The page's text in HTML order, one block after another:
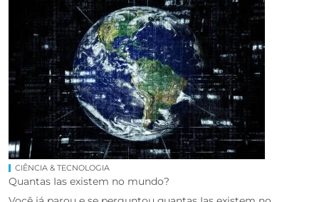
CIÊNCIA & TECNOLOGIA
Quantas Ias existem no mundo?